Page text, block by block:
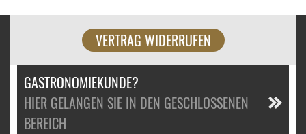
VERTRAG WIDERRUFEN
GASTRONOMIEKUNDE?
HIER GELANGEN SIE IN DEN GESCHLOSSENEN
BEREICH